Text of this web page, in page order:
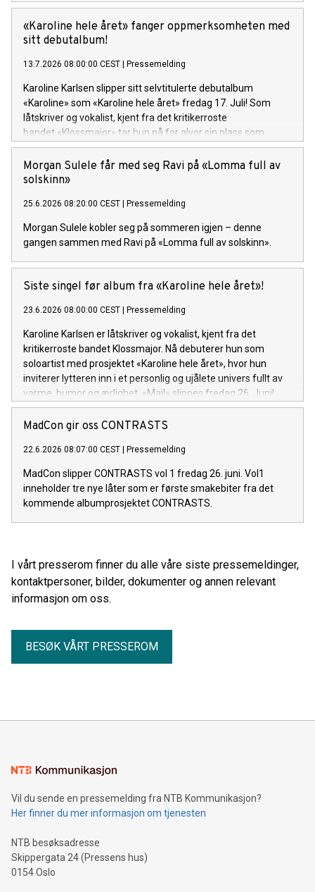
festivalsesongen med Spirefest i Ålesund.
«Karoline hele året» fanger oppmerksomheten med
sitt debutalbum!
13.7.2026 08:00:00 CEST Pressemelding
Karoline Karlsen slipper sitt selvtitulerte debutalbum
«Karoline» som «Karoline hele året» fredag 17. Juli! Som
låtskriver og vokalist, kjent fra det kritikerroste
bandet «Klossmajor» tar hun nå for alvor sin plass som
soloartist. Lytteren inviteres inn i et personlig og ujålete
univers fullt av varme, humor og ærlighet.
Morgan Sulele får med seg Ravi på «Lomma full av
solskinn»
25.6.2026 08:20:00 CEST Pressemelding
Morgan Sulele kobler seg på sommeren igjen – denne
gangen sammen med Ravi på «Lomma full av solskinn».
Siste singel før album fra «Karoline hele året»!
23.6.2026 08:00:00 CEST Pressemelding
Karoline Karlsen er låtskriver og vokalist, kjent fra det
kritikerroste bandet Klossmajor. Nå debuterer hun som
soloartist med prosjektet «Karoline hele året», hvor hun
inviterer lytteren inn i et personlig og ujålete univers fullt av
varme, humor og ærlighet. «Mail» slippes fredag 26. Juni!
MadCon gir oss CONTRASTS
22.6.2026 08:07:00 CEST Pressemelding
MadCon slipper CONTRASTS vol 1 fredag 26. juni. Vol1
inneholder tre nye låter som er første smakebiter fra det
kommende albumprosjektet CONTRASTS.
I vårt presserom finner du alle våre siste pressemeldinger,
kontaktpersoner, bilder, dokumenter og annen relevant
informasjon om oss.
BESØK VÅRT PRESSEROM
Vil du sende en pressemelding fra NTB Kommunikasjon?
Her finner du mer informasjon om tjenesten
NTB besøksadresse
Skippergata 24 (Pressens hus)
0154 Oslo